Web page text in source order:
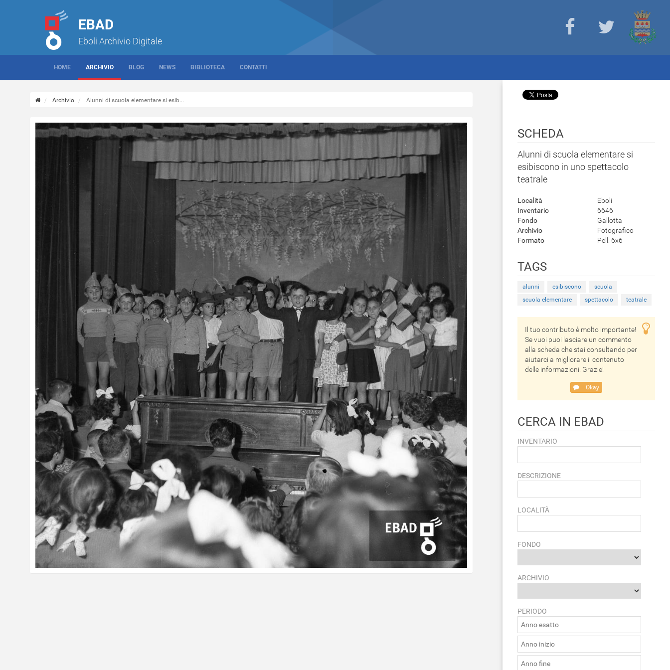
EBAD
Eboli Archivio Digitale
HOME ARCHIVIO BLOG NEWS BIBLIOTECA CONTATTI
Archivio Alunni di scuola elementare si esib...
SCHEDA
Alunni di scuola elementare si
esibiscono in uno spettacolo
teatrale
Località
Eboli
Inventario
6646
Fondo
Gallotta
Archivio
Fotografico
Formato
Pell. 6x6
TAGS
alunni esibiscono
scuola
scuola elementare
spettacolo teatrale
Il tuo contributo è molto importante!
Se vuoi puoi lasciare un commento
alla scheda che stai consultando per
aiutarci a migliorare il contenuto
delle informazioni. Grazie!
Okay
CERCA IN EBAD
INVENTARIO
DESCRIZIONE
LOCALITÀ
FONDO
ARCHIVIO
PERIODO